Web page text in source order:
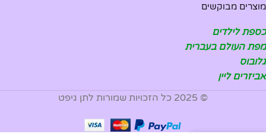
מוצרים מבוקשים
כספת לילדים
מפת העולם בעברית
גלובוס
אביזרים ליין
© 2025 כל הזכויות שמורות לתן גיפט